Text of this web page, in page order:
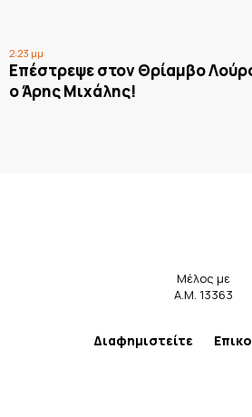
2:23 μμ
Επέστρεψε στον Θρίαμβο
ο Άρης Μιχάλης!
Μέλος με
Α.Μ. 13363
Διαφημιστείτε